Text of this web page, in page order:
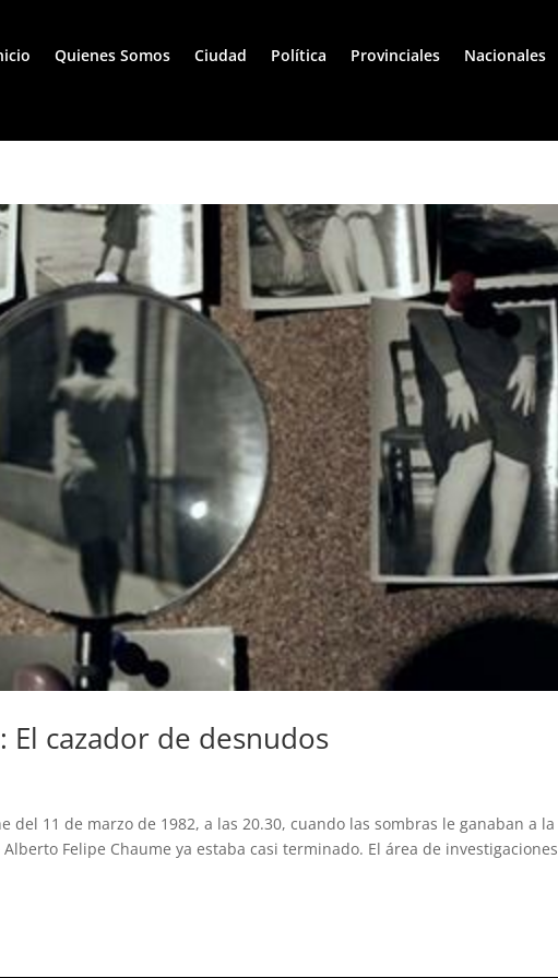
Quienes Somos Ciudad Política Provinciales Nacionales
cazador de desnudos
11 de marzo de 1982, a las 20.30, cuando las sombras le ganaban a la
Felipe Chaume ya estaba casi terminado. El área de investigaciones